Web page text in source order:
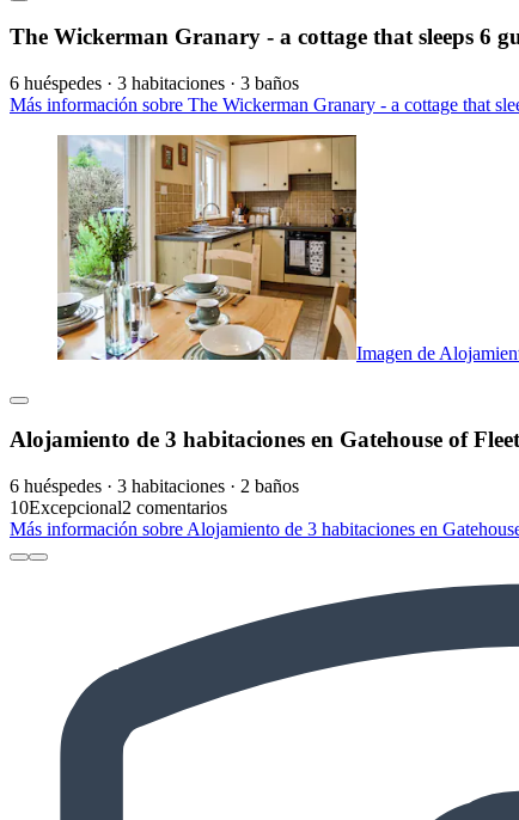
The Wickerman Granary - a cottage that sleeps 6
6 huéspedes · 3 habitaciones · 3 baños
Más información sobre The Wickerman Granary - a cottage that
Imagen de
Alojamiento de 3 habitaciones en Gatehouse of Fleet
6 huéspedes · 3 habitaciones · 2 baños
10Excepcional2 comentarios
Más información sobre Alojamiento de 3 habitaciones en